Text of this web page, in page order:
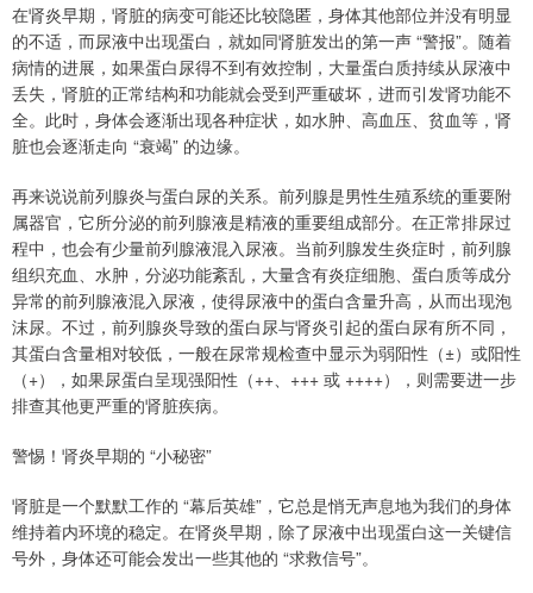
在肾炎早期，肾脏的病变可能还比较隐匿，身体其他部位并没有明显
的不适，而尿液中出现蛋白，就如同肾脏发出的第一声 “警报”。随着
病情的进展，如果蛋白尿得不到有效控制，大量蛋白质持续从尿液中
丢失，肾脏的正常结构和功能就会受到严重破坏，进而引发肾功能不
全。此时，身体会逐渐出现各种症状，如水肿、高血压、贫血等，肾
脏也会逐渐走向 “衰竭” 的边缘。
再来说说前列腺炎与蛋白尿的关系。前列腺是男性生殖系统的重要附
属器官，它所分泌的前列腺液是精液的重要组成部分。在正常排尿过
程中，也会有少量前列腺液混入尿液。当前列腺发生炎症时，前列腺
组织充血、水肿，分泌功能紊乱，大量含有炎症细胞、蛋白质等成分
异常的前列腺液混入尿液，使得尿液中的蛋白含量升高，从而出现泡
沫尿。不过，前列腺炎导致的蛋白尿与肾炎引起的蛋白尿有所不同，
其蛋白含量相对较低，一般在尿常规检查中显示为弱阳性（±）或阳性
（+），如果尿蛋白呈现强阳性（++、+++ 或 ++++），则需要进一步
排查其他更严重的肾脏疾病。
警惕！肾炎早期的 “小秘密”
肾脏是一个默默工作的 “幕后英雄”，它总是悄无声息地为我们的身体
维持着内环境的稳定。在肾炎早期，除了尿液中出现蛋白这一关键信
号外，身体还可能会发出一些其他的 “求救信号”。